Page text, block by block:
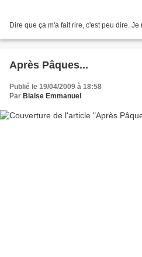
Dire que ça m'a fait rire, c'est peu dire. Je
Après Pâques...
Publié le 19/04/2009 à 18:58
Par Blaise Emmanuel